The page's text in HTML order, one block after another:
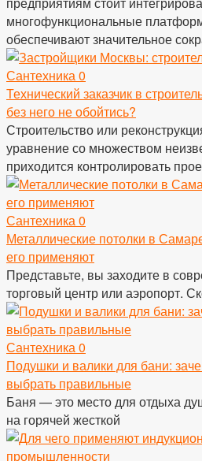
многофункциональные
обеспечивают значительное
Сантехника0
Технический заказчик в
без него не обойтись?
Строительство или
уравнение со множеством
приходится контролировать
Сантехника0
Металлические потолки в
его применяют
Представьте, вы заходите в
торговый центр или аэропорт.
Сантехника0
Подушки и валики для бани:
выбрать правильные
Баня — это место для отдыха
на горячей жесткой